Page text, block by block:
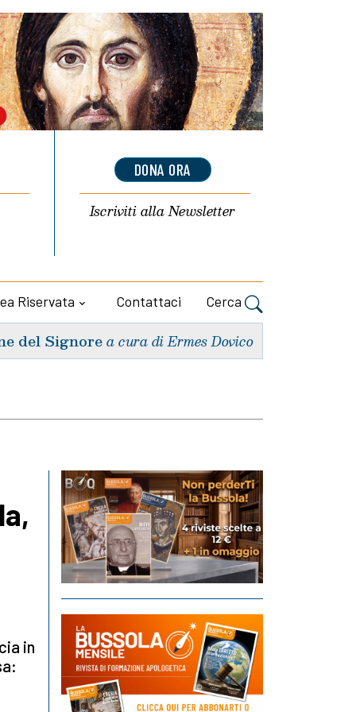
DONA ORA
Iscriviti allaNewsletter
Riservata Contattaci Cerca
del Signorea cura di Ermes Dovico
in